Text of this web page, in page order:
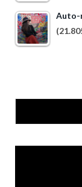
Auto-